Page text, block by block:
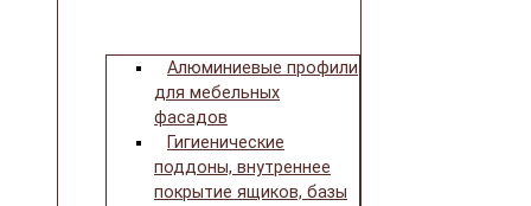
Алюминиевые профили
для мебельных
фасадов
Гигиенические
поддоны, внутреннее
покрытие ящиков, базы